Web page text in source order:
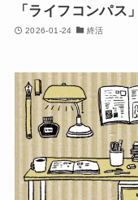
「ライフコンパス」
2026-01-24 終活